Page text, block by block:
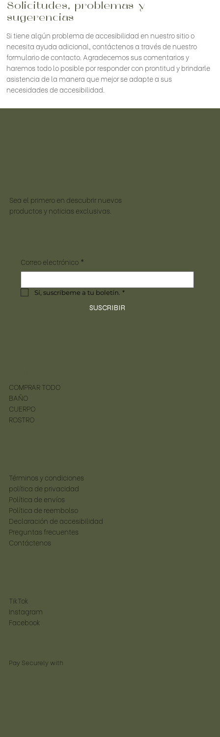
Solicitudes, problemas y
sugerencias
Si tiene algún problema de accesibilidad en nuestro sitio o
necesita ayuda adicional, contáctenos a través de nuestro
formulario de contacto. Agradecemos sus comentarios y
haremos todo lo posible por responder con prontitud y brindarle
asistencia de la manera que mejor se adapte a sus
necesidades de accesibilidad.
Sea el primero en descubrir nuevos
productos y noticias exclusivas.
Correo electrónico *
Sí, suscríbeme a tu boletín. *
SUSCRIBIR
COMPRAR TODO
BAÑO
CUERPO
ROSTRO
Términos y condiciones
política de privacidad
Política de envíos
Política de reembolso
Declaración de accesibilidad
Preguntas frecuentes
Contáctenos
TikTok
Instagram
Facebook
Pay Securely with